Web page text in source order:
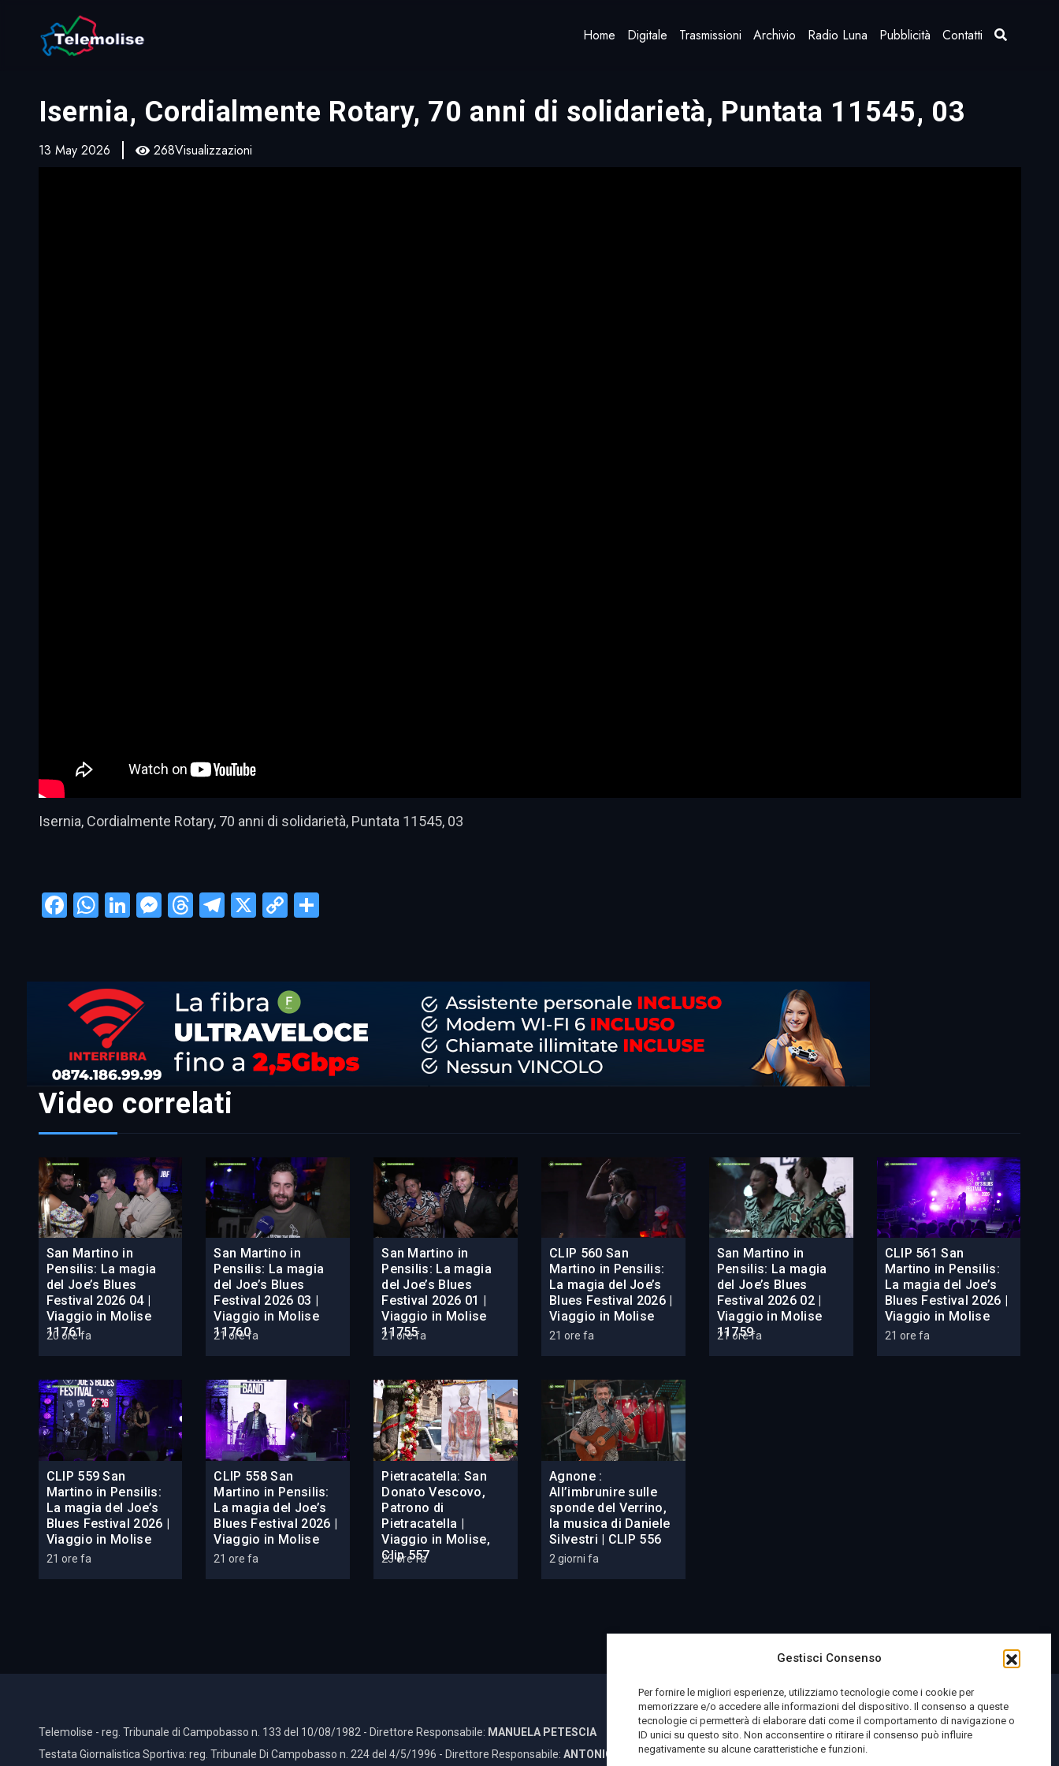
Gestisci Consenso
Per fornire le migliori esperienze, utilizziamo tecnologie come i cookie per
memorizzare e/o accedere alle informazioni del dispositivo. Il consenso a queste
tecnologie ci permetterà di elaborare dati come il comportamento di navigazione o
ID unici su questo sito. Non acconsentire o ritirare il consenso può influire
negativamente su alcune caratteristiche e funzioni.
Home Digitale Trasmissioni Archivio Radio Luna Pubblicità Contatti
Isernia, Cordialmente Rotary, 70 anni di solidarietà, Puntata 11545, 03
13 May 2026 268Visualizzazioni
Isernia, Cordialmente Rotary, 70 anni di solidarietà, Puntata 11545, 03
Facebook
WhatsApp
LinkedIn
Messenger
Threads
Telegram
X CopyCondividi
Video correlati
San Martino in
Pensilis: La magia
del Joe’s Blues
Festival 2026 04 |
Viaggio in Molise
11761
20 ore fa
San Martino in
Pensilis: La magia
del Joe’s Blues
Festival 2026 03 |
Viaggio in Molise
11760
21 ore fa
San Martino in
Pensilis: La magia
del Joe’s Blues
Festival 2026 01 |
Viaggio in Molise
11755
21 ore fa
CLIP 560 San
Martino in Pensilis:
La magia del Joe’s
Blues Festival 2026 |
Viaggio in Molise
21 ore fa
San Martino in
Pensilis: La magia
del Joe’s Blues
Festival 2026 02 |
Viaggio in Molise
11759
21 ore fa
CLIP 561 San
Martino in Pensilis:
La magia del Joe’s
Blues Festival 2026 |
Viaggio in Molise
21 ore fa
CLIP 559 San
Martino in Pensilis:
La magia del Joe’s
Blues Festival 2026 |
Viaggio in Molise
21 ore fa
CLIP 558 San
Martino in Pensilis:
La magia del Joe’s
Blues Festival 2026 |
Viaggio in Molise
21 ore fa
Pietracatella: San
Donato Vescovo,
Patrono di
Pietracatella |
Viaggio in Molise,
Clip 557
23 ore fa
Agnone :
All’imbrunire sulle
sponde del Verrino,
la musica di Daniele
Silvestri | CLIP 556
2 giorni fa
Telemolise - reg. Tribunale di Campobasso n. 133 del 10/08/1982 - Direttore Responsabile: MANUELA PETESCIA
Testata Giornalistica Sportiva: reg. Tribunale Di Campobasso n. 224 del 4/5/1996 - Direttore Responsabile: ANTONIO DI LALLO